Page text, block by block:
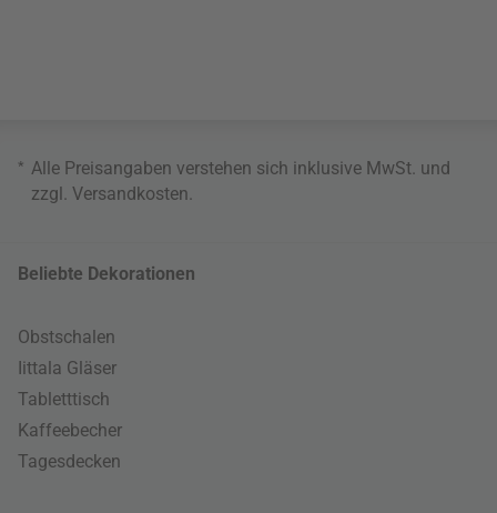
* Alle Preisangaben verstehen sich inklusive MwSt. und
zzgl. Versandkosten
Beliebte Dekorationen
Obstschalen
Iittala Gläser
Tabletttisch
Kaffeebecher
Tagesdecken